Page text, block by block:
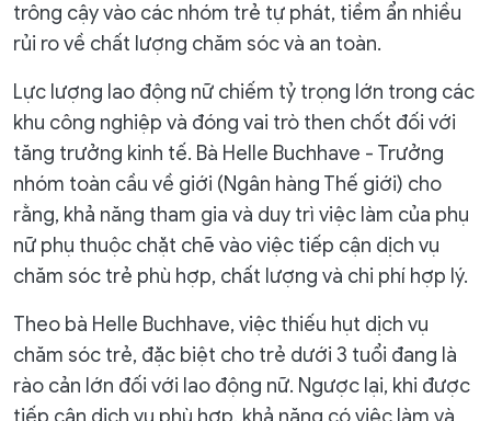
trông cậy vào các nhóm trẻ tự phát, tiềm ẩn nhiều
rủi ro về chất lượng chăm sóc và an toàn.
Lực lượng lao động nữ chiếm tỷ trọng lớn trong các
khu công nghiệp và đóng vai trò then chốt đối với
tăng trưởng kinh tế. Bà Helle Buchhave - Trưởng
nhóm toàn cầu về giới (Ngân hàng Thế giới) cho
rằng, khả năng tham gia và duy trì việc làm của phụ
nữ phụ thuộc chặt chẽ vào việc tiếp cận dịch vụ
chăm sóc trẻ phù hợp, chất lượng và chi phí hợp lý.
Theo bà Helle Buchhave, việc thiếu hụt dịch vụ
chăm sóc trẻ, đặc biệt cho trẻ dưới 3 tuổi đang là
rào cản lớn đối với lao động nữ. Ngược lại, khi được